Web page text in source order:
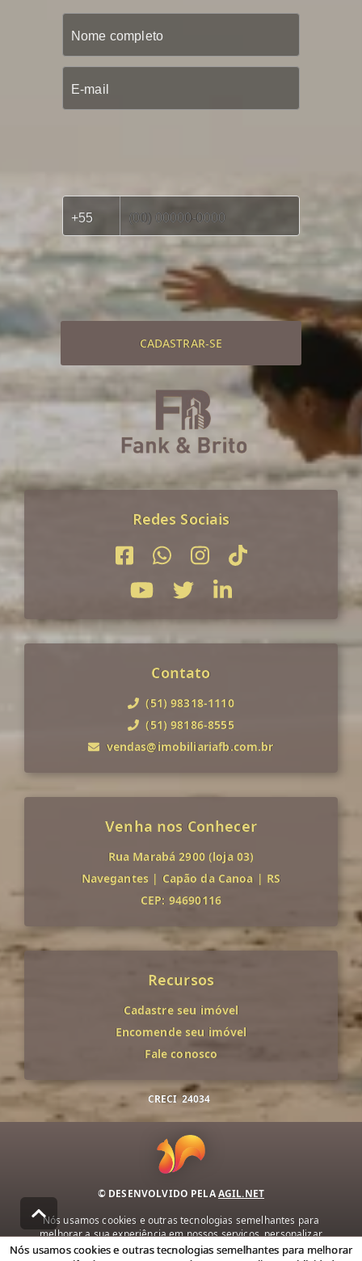
CADASTRAR-SE
Redes Sociais
Contato
(51) 98318-1110
(51) 98186-8555
vendas@imobiliariafb.com.br
Venha nos Conhecer
Rua Marabá 2900 (loja 03)
Navegantes | Capão da Canoa | RS
CEP: 94690116
Recursos
Cadastre seu imóvel
Encomende seu imóvel
Fale conosco
CRECI 24034
© DESENVOLVIDO PELAAGIL.NET
Nós usamos cookies e outras tecnologias semelhantes para
melhorar a sua experiência em nossos serviços, personalizar
publicidade e recomendar conteúdo de seu interesse. Ao utilizar
Nós usamos cookies e outras tecnologias semelhantes para melhorar